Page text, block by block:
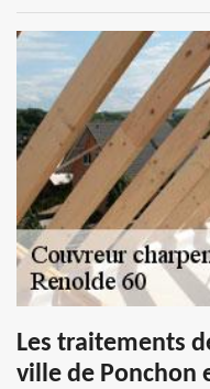
Les traitements
ville de Ponchon